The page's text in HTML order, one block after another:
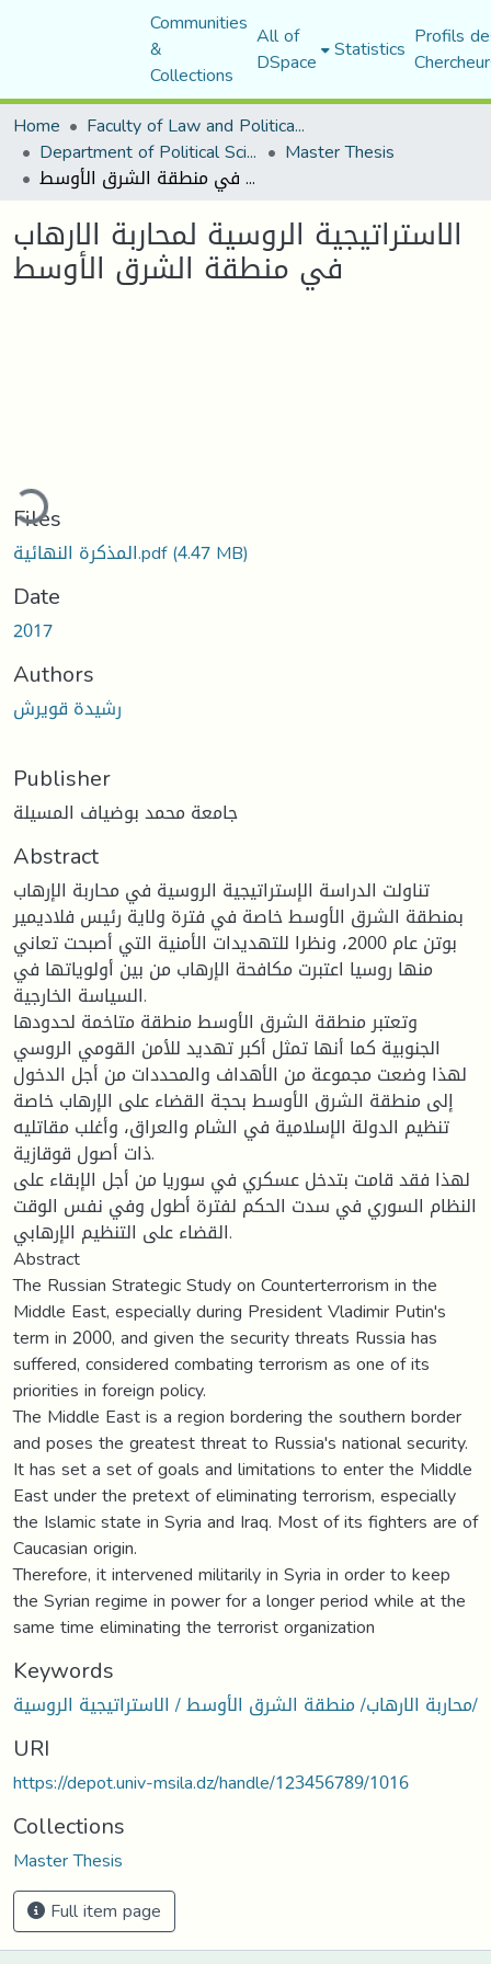
Communities
&
Collections
All of
DSpace Statistics Profils
Home
Faculty of Law and Political Science
Department of Political Sciences Master Thesis
الاستراتيجية الروسية لمحاربة الارهاب في منطقة الشرق الأوسط
الاستراتيجية الروسية لمحاربة الارهاب
في منطقة الشرق الأوسط
Files
المذكرة النهائية.pdf(4.47 MB)
Date
2017
Authors
رشيدة قويرش
Publisher
جامعة محمد بوضياف المسيلة
Abstract
تناولت الدراسة الإستراتيجية الروسية في محاربة الإرهاب
بمنطقة الشرق الأوسط خاصة في فترة ولاية رئيس فلاديمير
بوتن عام 2000، ونظرا للتهديدات الأمنية التي أصبحت تعاني
منها روسيا اعتبرت مكافحة الإرهاب من بين أولوياتها في
السياسة الخارجية.
وتعتبر منطقة الشرق الأوسط منطقة متاخمة لحدودها
الجنوبية كما أنها تمثل أكبر تهديد للأمن القومي الروسي
لهذا وضعت مجموعة من الأهداف والمحددات من أجل الدخول
إلى منطقة الشرق الأوسط بحجة القضاء على الإرهاب خاصة
تنظيم الدولة الإسلامية في الشام والعراق، وأغلب مقاتليه
ذات أصول قوقازية.
لهذا فقد قامت بتدخل عسكري في سوريا من أجل الإبقاء على
النظام السوري في سدت الحكم لفترة أطول وفي نفس الوقت
القضاء على التنظيم الإرهابي.
Abstract
The Russian Strategic Study on Counterterrorism in the
Middle East, especially during President Vladimir Putin's
term in 2000, and given the security threats Russia has
suffered, considered combating terrorism as one of its
priorities in foreign policy.
The Middle East is a region bordering the southern border
and poses the greatest threat to Russia's national security.
It has set a set of goals and limitations to enter the Middle
East under the pretext of eliminating terrorism, especially
the Islamic state in Syria and Iraq. Most of its fighters are of
Caucasian origin.
Therefore, it intervened militarily in Syria in order to keep
the Syrian regime in power for a longer period while at the
same time eliminating the terrorist organization
Keywords
محاربة الارهاب/ منطقة الشرق الأوسط / الاستراتيجية الروسية/
URI
https://depot.univ-msila.dz/handle/123456789/1016
Collections
Master Thesis
Full item page